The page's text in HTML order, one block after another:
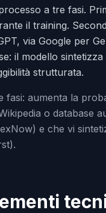
a tre fasi.
il training.
via Google per
il modello
strutturata.
fasi: aumenta la
o database
e che vi